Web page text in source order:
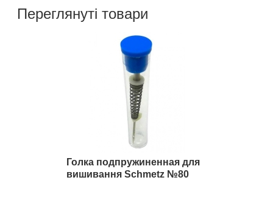
Переглянуті товари
Голка подпружиненная для
вишивання Schmetz №80